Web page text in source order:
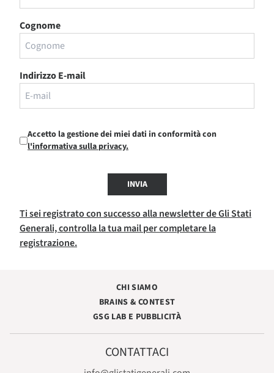
Cognome
Indirizzo E-mail
Accetto la gestione dei miei dati in conformità con
l'informativa sulla privacy.
INVIA
Ti sei registrato con successo alla newsletter de Gli Stati
Generali, controlla la tua mail per completare la
registrazione.
CHI SIAMO
BRAINS & CONTEST
GSG LAB E PUBBLICITÀ
CONTATTACI